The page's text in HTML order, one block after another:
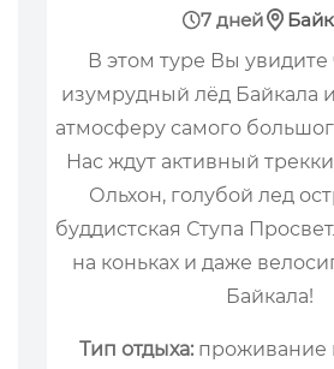
7 дней
В этом туре Вы
изумрудный лёд Байкала
атмосферу самого
Нас ждут активный
Ольхон, голубой лед
буддистская Ступа
на коньках и даже
Байкала!
Тип отдыха: проживание